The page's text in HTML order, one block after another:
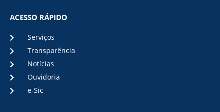
ACESSO RÁPIDO
Serviços
Transparência
Notícias
Ouvidoria
e-Sic